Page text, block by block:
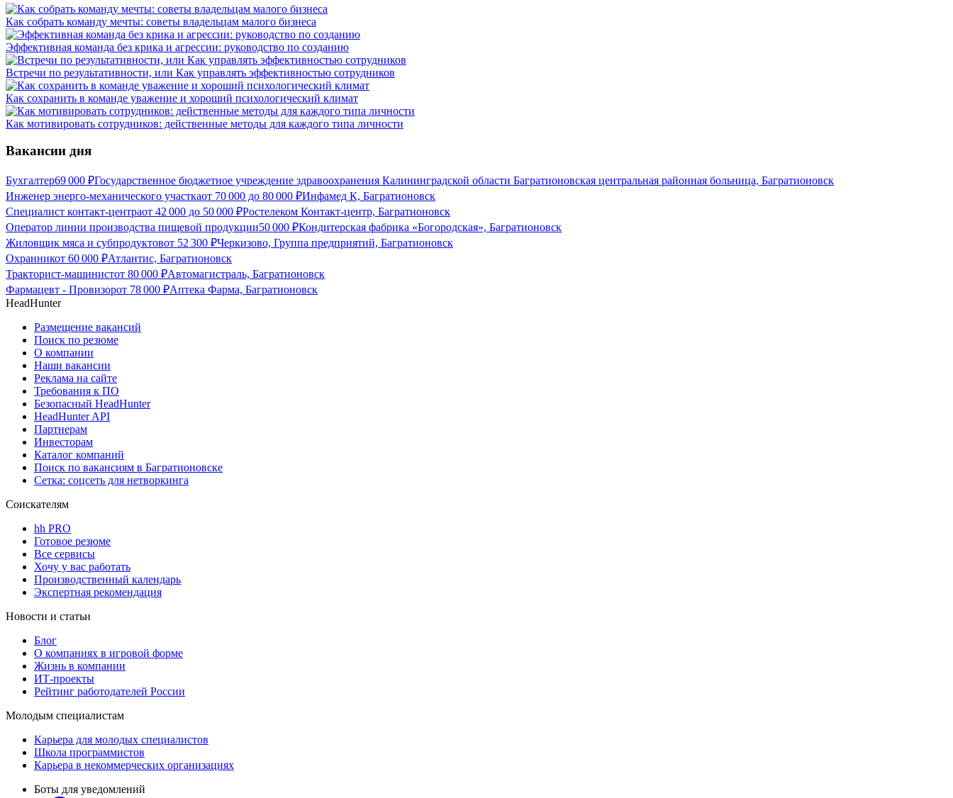
Как собрать команду мечты: советы владельцам малого бизнеса
Эффективная команда без крика и агрессии: руководство по созданию
Встречи по результативности, или Как управлять эффективностью сотрудников
Как сохранить в команде уважение и хороший психологический климат
Как мотивировать сотрудников: действенные методы для каждого типа личности
Вакансии дня
Бухгалтер69 000 ₽Государственное бюджетное учреждение здравоохранения Калининградской области Багратионовская центральная районная больница, Багратионовск
Инженер энерго-механического участкаот 70 000 до 80 000 ₽Инфамед К, Багратионовск
Специалист контакт-центраот 42 000 до 50 000 ₽Ростелеком Контакт-центр, Багратионовск
Оператор линии производства пищевой продукции50 000 ₽Кондитерская фабрика «Богородская», Багратионовск
Жиловщик мяса и субпродуктовот 52 300 ₽Черкизово, Группа предприятий, Багратионовск
Охранникот 60 000 ₽Атлантис, Багратионовск
Тракторист-машинистот 80 000 ₽Автомагистраль, Багратионовск
Фармацевт - Провизорот 78 000 ₽Аптека Фарма, Багратионовск
HeadHunter
Размещение вакансий
Поиск по резюме
О компании
Наши вакансии
Реклама на сайте
Требования к ПО
Безопасный HeadHunter
HeadHunter API
Партнерам
Инвесторам
Каталог компаний
Поиск по вакансиям в Багратионовске
Сетка: соцсеть для нетворкинга
Соискателям
hh PRO
Готовое резюме
Все сервисы
Хочу у вас работать
Производственный календарь
Экспертная рекомендация
Новости и статьи
Блог
О компаниях в игровой форме
Жизнь в компании
ИТ-проекты
Рейтинг работодателей России
Молодым специалистам
Карьера для молодых специалистов
Школа программистов
Карьера в некоммерческих организациях
Боты для уведомлений